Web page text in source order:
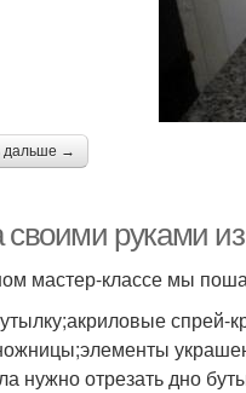
дальше →
своими руками
мастер-классе мы
спрей-
нужно отрезать дно